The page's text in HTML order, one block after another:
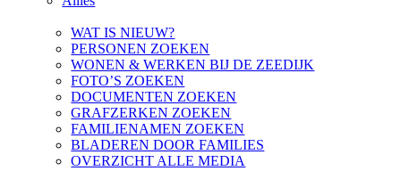
WAT IS NIEUW?
PERSONEN ZOEKEN
WONEN & WERKEN BIJ DE ZEEDIJK
FOTO’S ZOEKEN
DOCUMENTEN ZOEKEN
GRAFZERKEN ZOEKEN
FAMILIENAMEN ZOEKEN
BLADEREN DOOR FAMILIES
OVERZICHT ALLE MEDIA